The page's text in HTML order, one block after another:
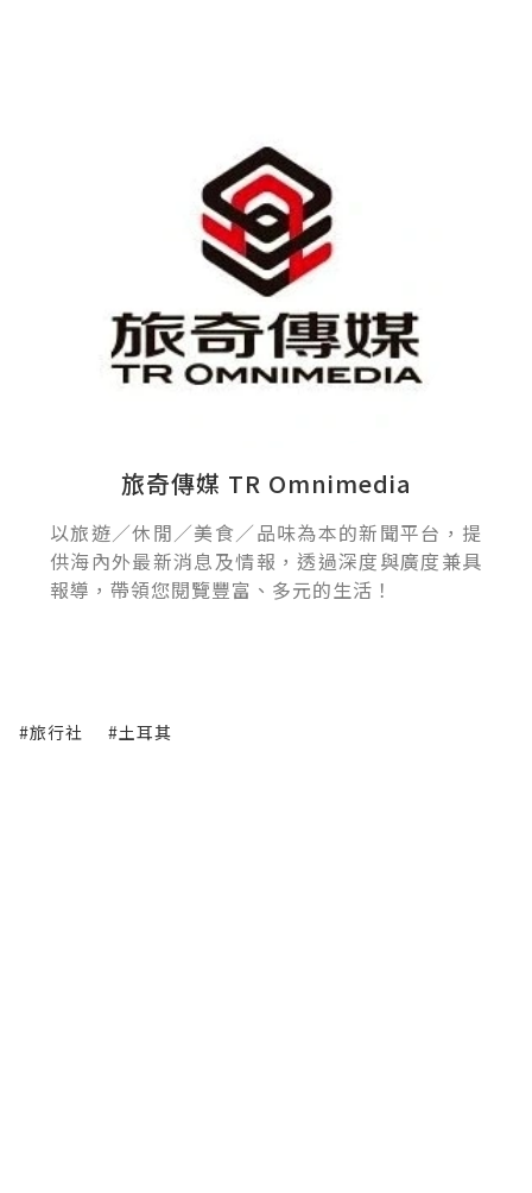
旅奇傳媒 TR Omnimedia
以旅遊／休閒／美食／品味為本的新聞平台，提
供海內外最新消息及情報，透過深度與廣度兼具
報導，帶領您閱覽豐富、多元的生活！
#旅行社 #土耳其